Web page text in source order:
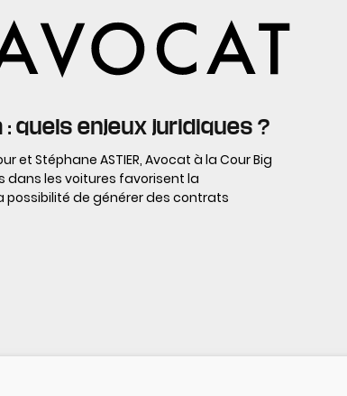
: quels enjeux juridiques ?
et Stéphane ASTIER, Avocat à la Cour Big
les voitures favorisent la
de générer des contrats